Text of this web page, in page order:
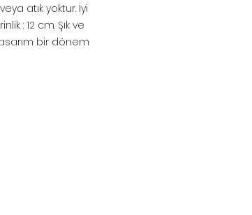
atık yoktur. İyi
: 12 cm. Şık ve
bir dönem